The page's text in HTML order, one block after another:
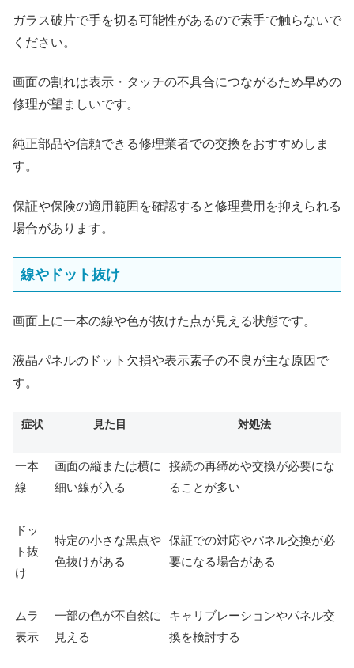
ガラス破片で手を切る可能性があるので素手で触らないで
ください。
画面の割れは表示・タッチの不具合につながるため早めの
修理が望ましいです。
純正部品や信頼できる修理業者での交換をおすすめしま
す。
保証や保険の適用範囲を確認すると修理費用を抑えられる
場合があります。
線やドット抜け
画面上に一本の線や色が抜けた点が見える状態です。
液晶パネルのドット欠損や表示素子の不良が主な原因で
す。
症状 見た目 対処法
一本
線
画面の縦または横に
細い線が入る
接続の再締めや交換が必要にな
ることが多い
ドッ
ト抜
け
特定の小さな黒点や
色抜けがある
保証での対応やパネル交換が必
要になる場合がある
ムラ
表示
一部の色が不自然に
見える
キャリブレーションやパネル交
換を検討する